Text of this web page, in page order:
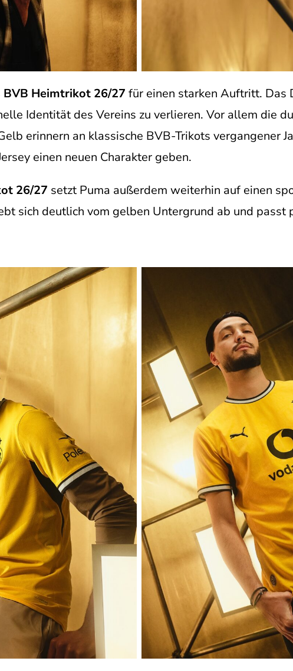
BVB Heimtrikot 26/27 für einen starken Auftritt. Das
Identität des Vereins zu verlieren. Vor allem die
erinnern an klassische BVB-Trikots vergangener
einen neuen Charakter geben.
26/27 setzt Puma außerdem weiterhin auf einen
sich deutlich vom gelben Untergrund ab und passt